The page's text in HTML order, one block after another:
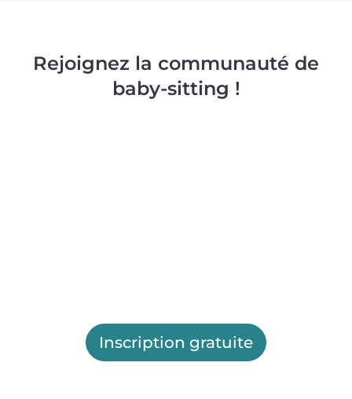
Rejoignez la communauté de
baby-sitting !
Inscription gratuite